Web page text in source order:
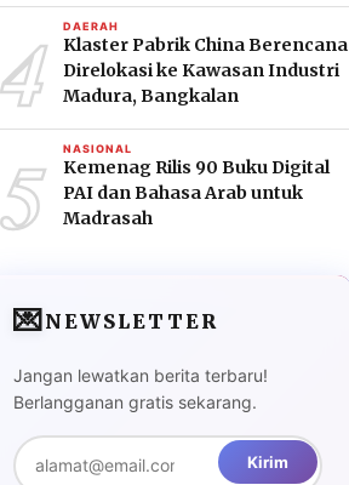
4 DAERAH
Klaster Pabrik China Berencana
Direlokasi ke Kawasan Industri
Madura, Bangkalan
5 NASIONAL
Kemenag Rilis 90 Buku Digital
PAI dan Bahasa Arab untuk
Madrasah
💌NEWSLETTER
Jangan lewatkan berita terbaru!
Berlangganan gratis sekarang.
Kirim